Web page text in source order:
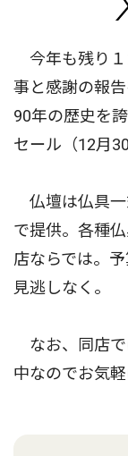
今年も残り１
事と感謝の報
90年の歴史を
セール（12月
仏壇は仏具一
で提供。各種
店ならでは。
見逃しなく。
なお、同店で
中なのでお気軽